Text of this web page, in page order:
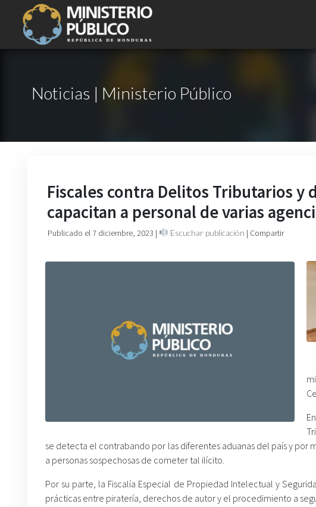
Noticias | Ministerio Público
Fiscales contra Delitos Tributarios
capacitan a personal de varias
Publicado el 7 diciembre, 2023 | Escuchar publicación | Compartir
se detecta el contrabando por las diferentes aduanas del país y
a personas sospechosas de cometer tal ilícito.
Por su parte, la Fiscalía Especial de Propiedad Intelectual y
prácticas entre piratería, derechos de autor y el procedimiento a